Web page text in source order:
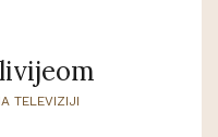
TELEVIZIJI